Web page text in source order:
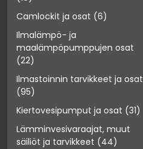
Camlockit ja osat (6)
Ilmalämpö- ja
maalämpöpumppujen osat
(22)
Ilmastoinnin tarvikkeet ja osat
(95)
Kiertovesipumput ja osat (31)
Lämminvesivaraajat, muut
säiliöt ja tarvikkeet (44)